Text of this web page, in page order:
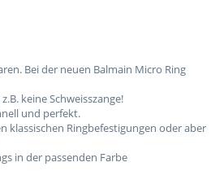
Bei der neuen Balmain Micro Ring
keine Schweisszange!
und perfekt.
klassischen Ringbefestigungen oder aber
in der passenden Farbe